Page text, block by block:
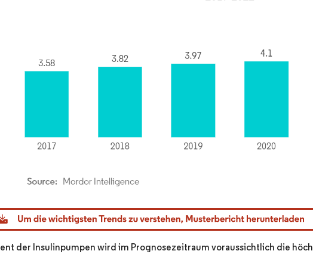
Intelligence. Wiederverwendung erfordert Namensnennung gemäß CC BY 4.0.
der Insulinpumpen wird im Prognosezeitraum voraussichtlich die